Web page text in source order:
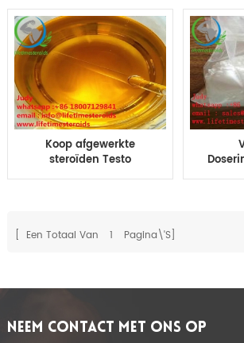
Koop afgewerkte
steroïden Testo
Propionaat 100 200 mg
[ Een Totaal Van 1 Pagina\'s]
NEEM CONTACT MET ONS OP